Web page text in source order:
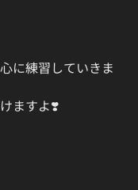
に練習していきま
ますよ❣️